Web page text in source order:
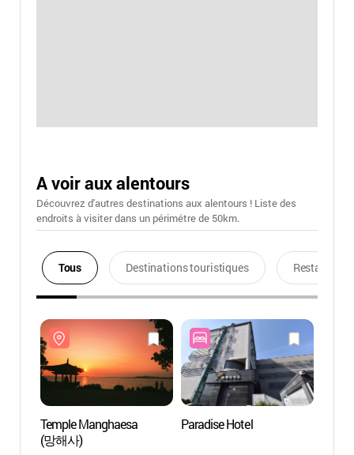
A voir aux alentours
Découvrez d'autres destinations aux alentours ! Liste des
endroits à visiter dans un périmétre de 50km.
Tous Destinations touristiques Restaurants
Temple Manghaesa
(망해사)
Paradise Hotel